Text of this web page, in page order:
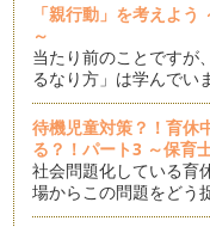
「親行動」を考えよ
～
当たり前のことですが
るなり方」は学んでい
待機児童対策？！育休
る？！パート3 ～保育
社会問題化している育
場からこの問題をどう